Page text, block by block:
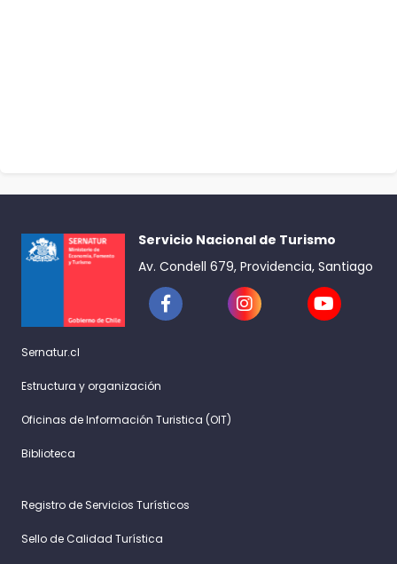
Servicio Nacional de Turismo
Av. Condell 679, Providencia, Santiago
Sernatur.cl
Estructura y organización
Oficinas de Información Turistica (OIT)
Biblioteca
Registro de Servicios Turísticos
Sello de Calidad Turística